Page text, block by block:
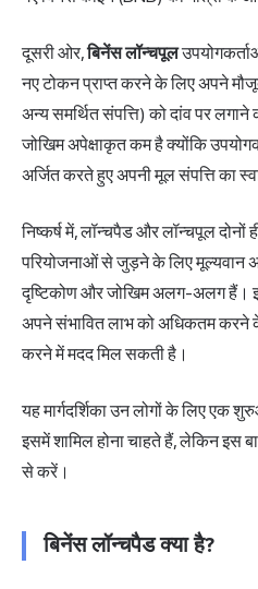
दूसरी ओर,बिनेंस लॉन्चपूल
नए टोकन प्राप्त करने के लिए अपने
अन्य समर्थित संपत्ति) को दांव पर
जोखिम अपेक्षाकृत कम है क्योंकि
अर्जित करते हुए अपनी मूल संपत्ति का
निष्कर्ष में, लॉन्चपैड और लॉन्चपूल दोनों
परियोजनाओं से जुड़ने के लिए मूल्यवान
दृष्टिकोण और जोखिम अलग-अलग हैं।
अपने संभावित लाभ को अधिकतम करने के
करने में मदद मिल सकती है।
यह मार्गदर्शिका उन लोगों के लिए एक
इसमें शामिल होना चाहते हैं, लेकिन इस
से करें।
बिनेंस लॉन्चपैड क्या है?